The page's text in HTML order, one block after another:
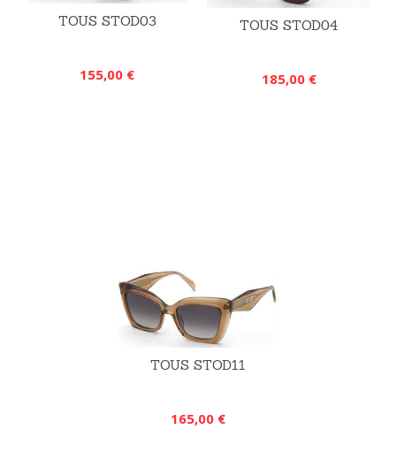
TOUS STOD03
155,00 €
TOUS STOD04
185,00 €
TOUS STOD11
165,00 €